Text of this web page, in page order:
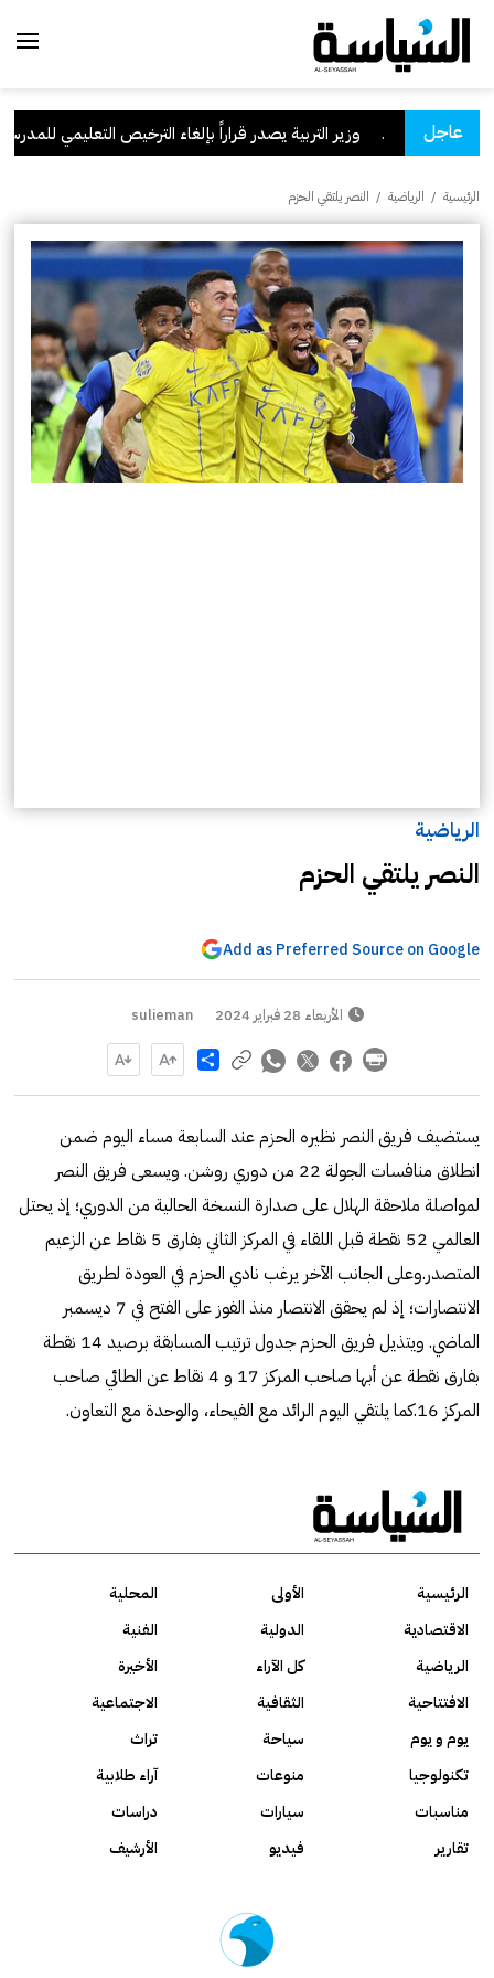
عاجل
السعودية وزير التربية يصدر قراراً بإلغاء الترخيص التعليمي للمدرسة
الرئيسية / الرياضية / النصر يلتقي الحزم
الرياضية
النصر يلتقي الحزم
Add as Preferred Source on Google
الأربعاء 28 فبراير 2024 sulieman
Share
يستضيف فريق النصر نظيره الحزم عند السابعة مساء اليوم ضمن
انطلاق منافسات الجولة 22 من دوري روشن. ويسعى فريق النصر
لمواصلة ملاحقة الهلال على صدارة النسخة الحالية من الدوري؛ إذ يحتل
العالمي 52 نقطة قبل اللقاء في المركز الثاني بفارق 5 نقاط عن الزعيم
المتصدر.وعلى الجانب الآخر يرغب نادي الحزم في العودة لطريق
الانتصارات؛ إذ لم يحقق الانتصار منذ الفوز على الفتح في 7 ديسمبر
الماضي. ويتذيل فريق الحزم جدول ترتيب المسابقة برصيد 14 نقطة
بفارق نقطة عن أبها صاحب المركز 17 و 4 نقاط عن الطائي صاحب
المركز 16.كما يلتقي اليوم الرائد مع الفيحاء، والوحدة مع التعاون.
الرئيسية الأولى
المحلية
الاقتصادية
الدولية
الفنية
الرياضية
كل الآراء
الأخيرة
الافتتاحية
الثقافية
الاجتماعية
يوم و يوم
سياحة
تراث
تكنولوجيا
منوعات
آراء طلابية
مناسبات
سيارات
دراسات
تقارير
فيديو الأرشيف